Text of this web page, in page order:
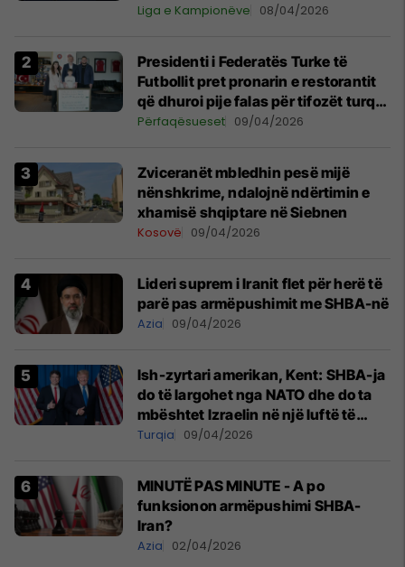
Liga e Kampionëve 08/04/2026
Presidenti i Federatës Turke të
Futbollit pret pronarin e restorantit
që dhuroi pije falas për tifozët turq
në Prishtinë
Përfaqësueset 09/04/2026
Zviceranët mbledhin pesë mijë
nënshkrime, ndalojnë ndërtimin e
xhamisë shqiptare në Siebnen
Kosovë 09/04/2026
Lideri suprem i Iranit flet për herë të
parë pas armëpushimit me SHBA-në
Azia 09/04/2026
Ish-zyrtari amerikan, Kent: SHBA-ja
do të largohet nga NATO dhe do ta
mbështet Izraelin në një luftë të
mundshme me Turqinë në Siri
Turqia 09/04/2026
MINUTË PAS MINUTE - A po
funksionon armëpushimi SHBA-
Iran?
Azia 02/04/2026